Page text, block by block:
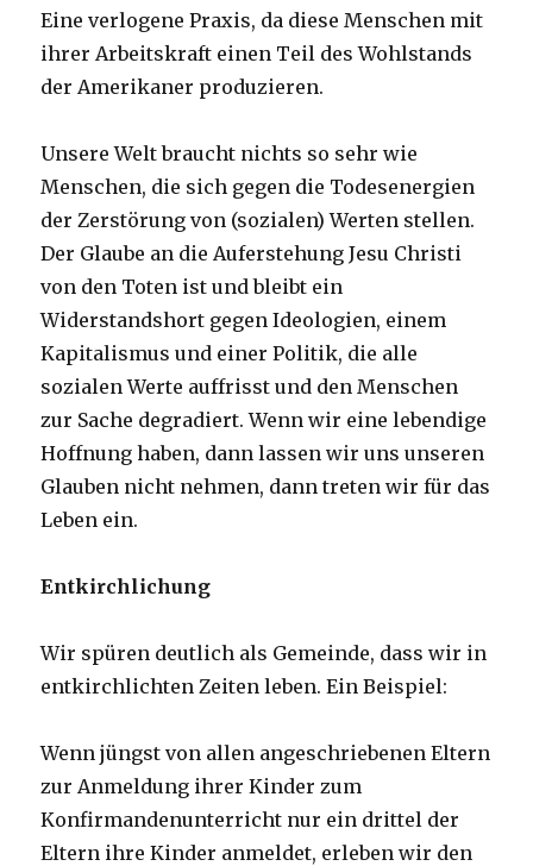
Eine verlogene Praxis, da diese Menschen mit
ihrer Arbeitskraft einen Teil des Wohlstands
der Amerikaner produzieren.
Unsere Welt braucht nichts so sehr wie
Menschen, die sich gegen die Todesenergien
der Zerstörung von (sozialen) Werten stellen.
Der Glaube an die Auferstehung Jesu Christi
von den Toten ist und bleibt ein
Widerstandshort gegen Ideologien, einem
Kapitalismus und einer Politik, die alle
sozialen Werte auffrisst und den Menschen
zur Sache degradiert. Wenn wir eine lebendige
Hoffnung haben, dann lassen wir uns unseren
Glauben nicht nehmen, dann treten wir für das
Leben ein.
Entkirchlichung
Wir spüren deutlich als Gemeinde, dass wir in
entkirchlichten Zeiten leben. Ein Beispiel:
Wenn jüngst von allen angeschriebenen Eltern
zur Anmeldung ihrer Kinder zum
Konfirmandenunterricht nur ein drittel der
Eltern ihre Kinder anmeldet, erleben wir den